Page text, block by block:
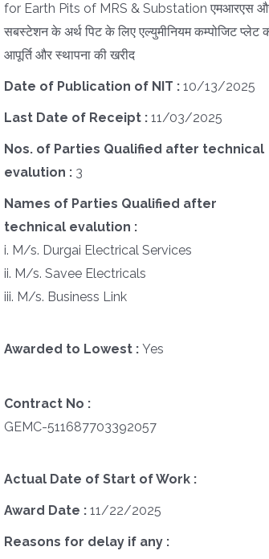
for Earth Pits of MRS & Substation एमआरएस
सबस्टेशन के अर्थ पिट के लिए एल्युमीनियम कम्पोजिट प्लेट
आपूर्ति और स्थापना की खरीद
Date of Publication of NIT : 10/13/2025
Last Date of Receipt : 11/03/2025
Nos. of Parties Qualified after technical
evalution : 3
Names of Parties Qualified after
technical evalution :
i. M/s. Durgai Electrical Services
ii. M/s. Savee Electricals
iii. M/s. Business Link
Awarded to Lowest : Yes
Contract No :
GEMC-511687703392057
Actual Date of Start of Work :
Award Date : 11/22/2025
Reasons for delay if any :